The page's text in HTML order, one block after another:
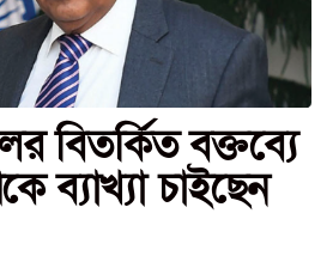
বিতর্কিত বক্তব্যে
ব্যাখ্যা চাইছেন